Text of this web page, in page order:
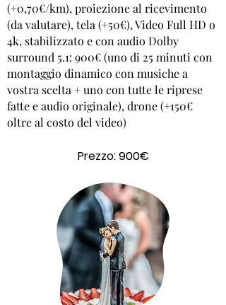
(+0,70€/km), proiezione al ricevimento
(da valutare), tela (+50€), Video Full HD o
4k, stabilizzato e con audio Dolby
surround 5.1: 900€ (uno di 25 minuti con
montaggio dinamico con musiche a
vostra scelta + uno con tutte le riprese
fatte e audio originale), drone (+150€
oltre al costo del video)
Prezzo: 900€